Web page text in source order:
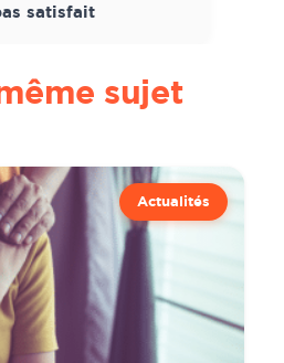
satisfait
sujet
Actualités